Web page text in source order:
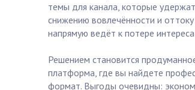
темы для канала, которые
снижению вовлечённости и
напрямую ведёт к потере
Решением становится
платформа, где вы найдете
формат. Выгоды очевидны: